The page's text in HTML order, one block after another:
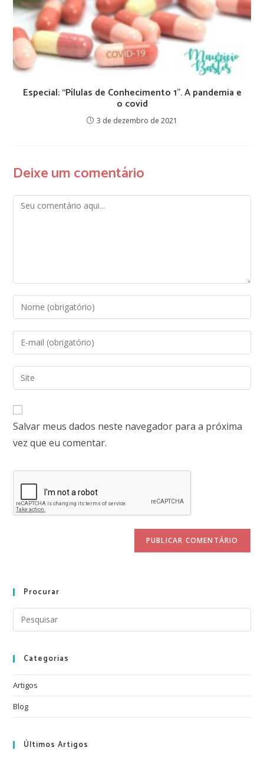
Especial: “Pílulas de Conhecimento 1’’. A pandemia e
o covid
3 de dezembro de 2021
Deixe um comentário
Salvar meus dados neste navegador para a próxima
vez que eu comentar.
Procurar
Categorias
Artigos
Blog
Últimos Artigos